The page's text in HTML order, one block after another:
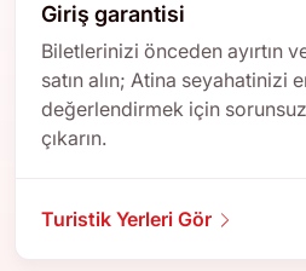
Giriş garantisi
Biletlerinizi önceden ayırtın
satın alın; Atina seyahatinizi
değerlendirmek için
çıkarın.
Turistik Yerleri Gör